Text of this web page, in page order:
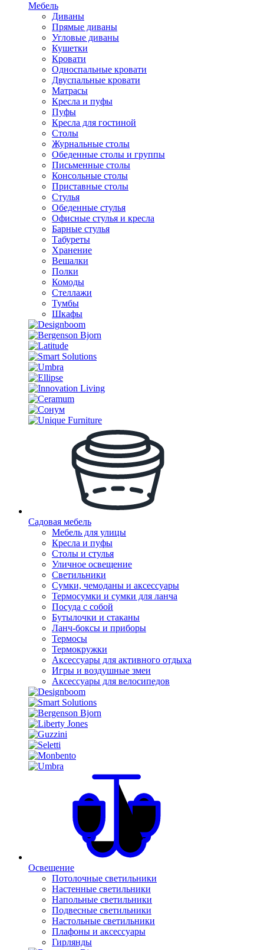
Мебель
Диваны
Прямые диваны
Угловые диваны
Кушетки
Кровати
Односпальные кровати
Двуспальные кровати
Матрасы
Кресла и пуфы
Пуфы
Кресла для гостиной
Столы
Журнальные столы
Обеденные столы и группы
Письменные столы
Консольные столы
Приставные столы
Стулья
Обеденные стулья
Офисные стулья и кресла
Барные стулья
Табуреты
Хранение
Вешалки
Полки
Комоды
Стеллажи
Тумбы
Шкафы
Садовая мебель
Мебель для улицы
Кресла и пуфы
Столы и стулья
Уличное освещение
Светильники
Сумки, чемоданы и аксессуары
Термосумки и сумки для ланча
Посуда с собой
Бутылочки и стаканы
Ланч-боксы и приборы
Термосы
Термокружки
Аксессуары для активного отдыха
Игры и воздушные змеи
Аксессуары для велосипедов
Освещение
Потолочные светильники
Настенные светильники
Напольные светильники
Подвесные светильники
Настольные светильники
Плафоны и аксессуары
Гирлянды